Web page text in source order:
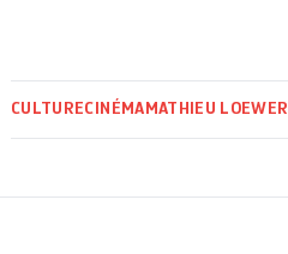
CULTURECINÉMA MATHIEU LOEWER